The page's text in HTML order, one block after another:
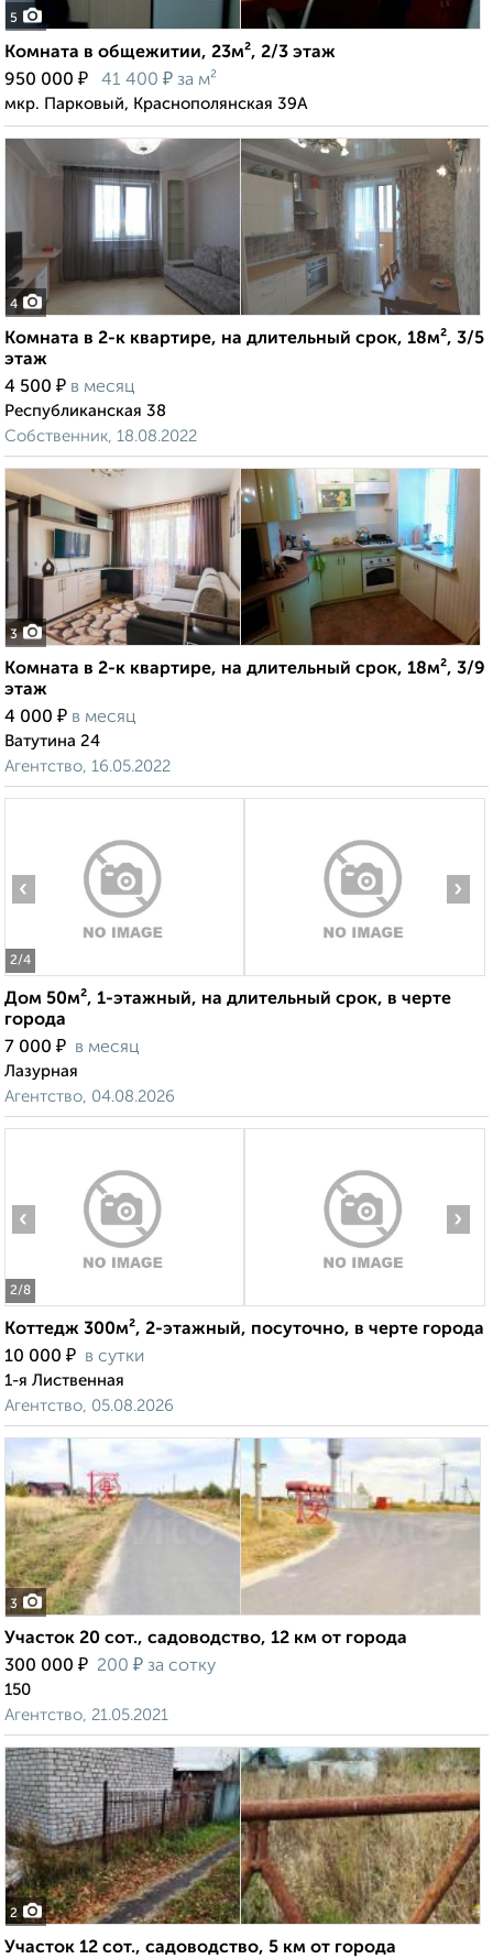
5
Комната в общежитии, 23м², 2/3 этаж
950 000 ₽ 41 400 ₽ за м²
мкр. Парковый, Краснополянская 39А
4
Комната в 2-к квартире, на длительный срок, 18м², 3/5
этаж
4 500 ₽ в месяц
Республиканская 38
Собственник, 18.08.2022
3
Комната в 2-к квартире, на длительный срок, 18м², 3/9
этаж
4 000 ₽ в месяц
Ватутина 24
Агентство, 16.05.2022
2/4
‹ ›
Дом 50м², 1-этажный, на длительный срок, в черте
города
7 000 ₽ в месяц
Лазурная
Агентство, 04.08.2026
2/8
‹ ›
Коттедж 300м², 2-этажный, посуточно, в черте города
10 000 ₽ в сутки
1-я Лиственная
Агентство, 05.08.2026
3
Участок 20 сот., садоводство, 12 км от города
300 000 ₽ 200 ₽ за сотку
150
Агентство, 21.05.2021
2
Участок 12 сот., садоводство, 5 км от города